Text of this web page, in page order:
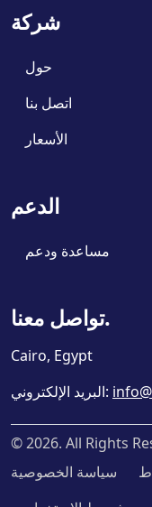
شركة
حول
اتصل بنا
الأسعار
الدعم
مساعدة ودعم
تواصل معنا.
Cairo, Egypt
البريد الإلكتروني:
©2026. All Rights
سياسة الخصوصية